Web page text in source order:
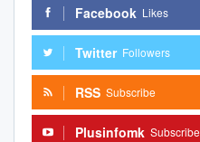
Facebook Likes
Twitter Followers
RSS Subscribe
Plusinfomk Subscribe